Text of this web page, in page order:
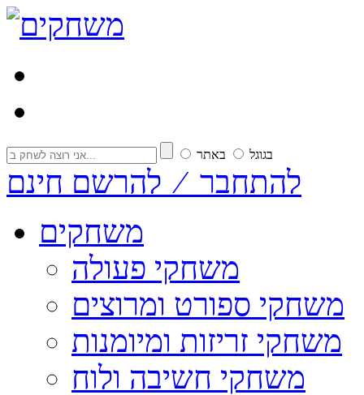
בגוגל באתר
להתחבר ⁄ להרשם חינם
משחקים
משחקי פעולה
משחקי ספורט ומרוצים
משחקי זריזות ומיומנות
משחקי חשיבה ולוח